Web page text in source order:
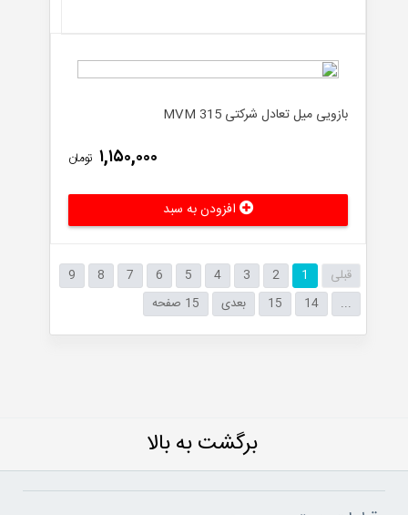
بازویی میل تعادل شرکتی MVM 315
۱,۱۵۰,۰۰۰ تومان
قبلی 1
2
3
4
5
6
7
8
9
...
14
15 بعدی 15 صفحه
برگشت به بالا